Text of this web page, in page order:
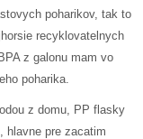
poharikov, tak to
recyklovatelnych
z galonu mam vo
poharika.
z domu, PP flasky
hlavne pre zacatim